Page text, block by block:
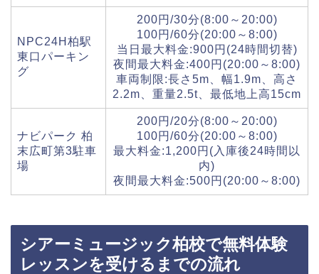
NPC24H柏駅
東口パーキン
グ
200円/30分(8:00～20:00)
100円/60分(20:00～8:00)
当日最大料金:900円(24時間切替)
夜間最大料金:400円(20:00～8:00)
車両制限:長さ5m、幅1.9m、高さ
2.2m、重量2.5t、最低地上高15cm
ナビパーク 柏
末広町第3駐車
場
200円/20分(8:00～20:00)
100円/60分(20:00～8:00)
最大料金:1,200円(入庫後24時間以
内)
夜間最大料金:500円(20:00～8:00)
シアーミュージック柏校で無料体験
レッスンを受けるまでの流れ